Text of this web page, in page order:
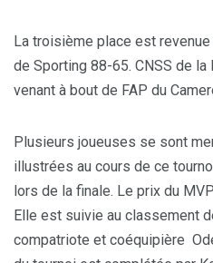
La troisième place est revenue
de Sporting 88-65. CNSS de la
venant à bout de FAP du
Plusieurs joueuses se sont
illustrées au cours de ce
lors de la finale. Le prix du
Elle est suivie au classement
compatriote et coéquipière